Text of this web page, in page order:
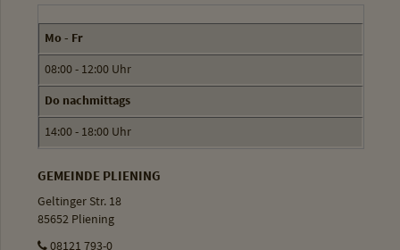
Mo - Fr
08:00 - 12:00 Uhr
Do nachmittags
14:00 - 18:00 Uhr
GEMEINDE PLIENING
Geltinger Str. 18
85652 Pliening
08121 793-0